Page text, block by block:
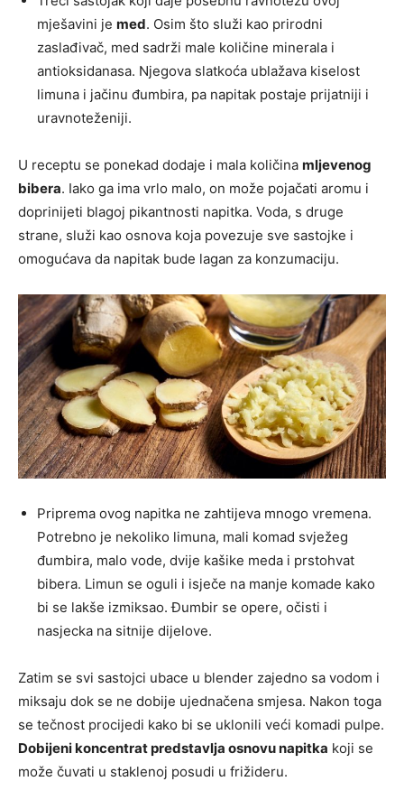
mješavini je med. Osim što služi kao prirodni
zaslađivač, med sadrži male količine minerala i
antioksidanasa. Njegova slatkoća ublažava kiselost
limuna i jačinu đumbira, pa napitak postaje prijatniji i
uravnoteženiji.
U receptu se ponekad dodaje i mala količina mljevenog
bibera. Iako ga ima vrlo malo, on može pojačati aromu i
doprinijeti blagoj pikantnosti napitka. Voda, s druge
strane, služi kao osnova koja povezuje sve sastojke i
omogućava da napitak bude lagan za konzumaciju.
Priprema ovog napitka ne zahtijeva mnogo vremena.
Potrebno je nekoliko limuna, mali komad svježeg
đumbira, malo vode, dvije kašike meda i prstohvat
bibera. Limun se oguli i isječe na manje komade kako
bi se lakše izmiksao. Đumbir se opere, očisti i
nasjecka na sitnije dijelove.
Zatim se svi sastojci ubace u blender zajedno sa vodom i
miksaju dok se ne dobije ujednačena smjesa. Nakon toga
se tečnost procijedi kako bi se uklonili veći komadi pulpe.
Dobijeni koncentrat predstavlja osnovu napitka koji se
može čuvati u staklenoj posudi u frižideru.